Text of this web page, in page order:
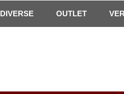
DIVERSE OUTLET